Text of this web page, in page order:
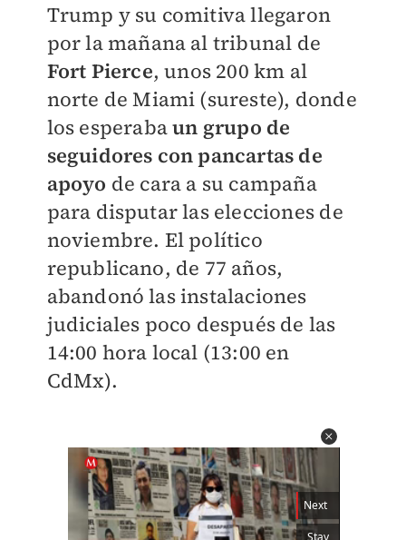
Trump y su comitiva llegaron
por la mañana al tribunal de
Fort Pierce, unos 200 km al
norte de Miami (sureste), donde
los esperabaun grupo de
seguidores con pancartas de
apoyo de cara a su campaña
para disputar las elecciones de
noviembre. El político
republicano, de 77 años,
abandonó las instalaciones
judiciales poco después de las
14:00 hora local (13:00 en
CdMx).